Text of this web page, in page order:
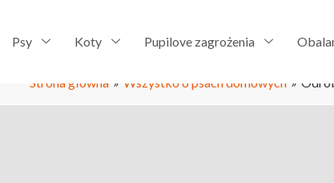
Psy Koty Pupilove zagrożenia
Strona główna » Wszystko o psach domowych »